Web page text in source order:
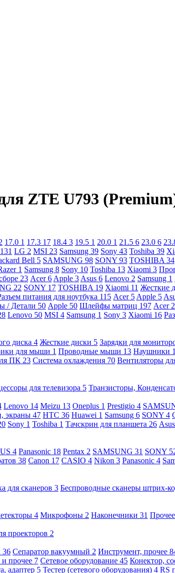
ZTE U793
17.0 1 17.3 17 18.4 3 19.5 1 20.0 1 21.5 6 23.0 6
131 LG 2 MSI 23 Samsung 39 Sony 43 Toshiba 39
Bell 5 SAMSUNG 98 SONY 93 TOSHIBA 34
1 Samsung 8 Sony 10 Toshiba 13 Xiaomi 3
23 Acer6 Apple 3 Asus 6 Lenovo 2 Samsung 1
22 SONY 17 TOSHIBA 19 Xiaomi 11 Жесткие
питания для ноутбука 115 Acer 5 Apple 5
/ Детали 50 Apple 50 Шлейфы матриц 197 Acer
Lenovo 50 MSI 4 Samsung 1 Sony 3 Xiaomi 16
диска 4 Жесткие диски 5 Зарядки для
для мыши 1 Проводные мыши 13 Наушники
ПК 23 Система охлаждения 70 Вентиляторы
для телевизора 5 Транзисторы,
Lenovo 14 Meizu 13 Oneplus 1 Prestigio 4
экраны 47 HTC 36 Huawei 1 Samsung 6 SONY 4
Sony 1 Toshiba 1 Тачскрин для планшета 26 Asus
4 Panasonic 18 Pentax 2 SAMSUNG 31 SONY
38 Canon 17 CASIO 4 Nikon 3 Panasonic 4
для сканеров 3 Беспроводные сканеры штрих-
4 Микрофоны 2 Наконечники 31 Прочее
проекторов 2
36 Сепаратор вакуумный 2 Инструмент, прочее
прочее 7 Сетевое оборудование 45 Конектор,
адаптер 5 Тестер (сетевого оборудования) 4 RS